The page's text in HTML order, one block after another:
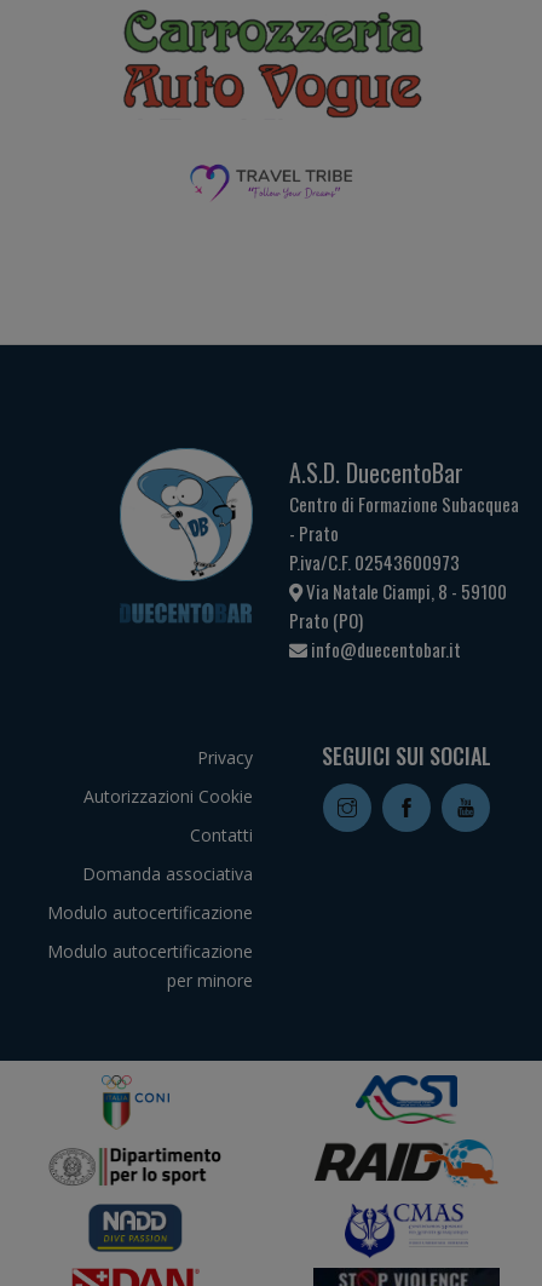
A.S.D. DuecentoBar
Centro di Formazione Subacquea
- Prato
P.iva/C.F. 02543600973
Via Natale Ciampi, 8 - 59100
Prato (PO)
info@duecentobar.it
Privacy
Autorizzazioni Cookie
Contatti
Domanda associativa
Modulo autocertificazione
Modulo autocertificazione
per minore
SEGUICI SUI SOCIAL